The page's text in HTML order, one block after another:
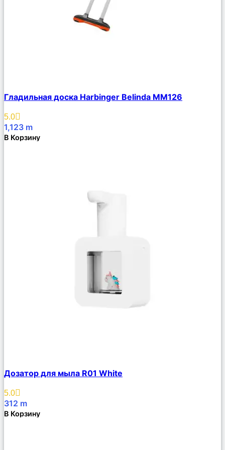
Описание
Избранное
Гладильная доска Harbinger Belinda MM126
5.0
1,123 m
В Корзину
Описание
Избранное
Дозатор для мыла R01 White
5.0
312 m
В Корзину